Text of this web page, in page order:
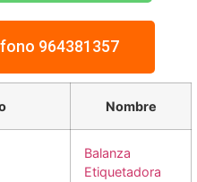
964381357
Nombre
Balanza
Etiquetadora